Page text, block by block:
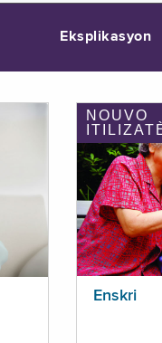
Eksplikasyon
NOUVO
Enskri